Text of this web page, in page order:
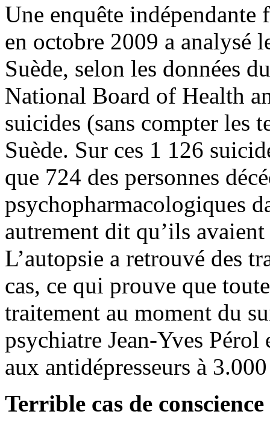
Une enquête indépendante
en octobre 2009 a analysé
Suède, selon les données
National Board of Health
suicides (sans compter les
Suède. Sur ces 1 126
que 724 des personnes
psychopharmacologiques
autrement dit qu’ils
L’autopsie a retrouvé des
cas, ce qui prouve que
traitement au moment du
psychiatre Jean-Yves
aux antidépresseurs à
Terrible cas de